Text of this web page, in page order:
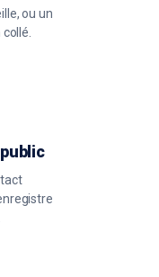
ou un